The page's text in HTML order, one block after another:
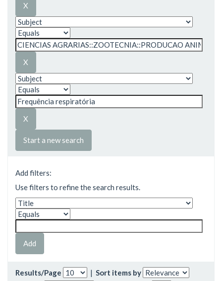
Start a new search
Add filters:
Use filters to refine the search results.
Results/Page | Sort items by